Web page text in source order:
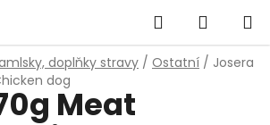
Hledat
KOŠÍK
doplňky stravy / Ostatní / Josera
dog
Meat